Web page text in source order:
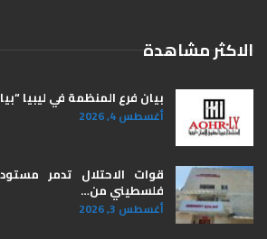
الاكثر مشاهدة
بيان فرع المنظمة في ليبيا
أغسطس 4, 2026
فلسطيني من…
أغسطس 3, 2026